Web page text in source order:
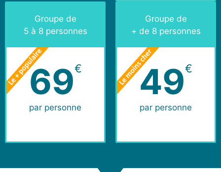
Groupe de
5 à 8 personnes
69€
par personne
Groupe de
+ de 8 personnes
49€
par personne